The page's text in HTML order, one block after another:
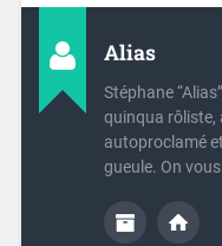
Alias
Stéphane
quinqua rôliste,
autoproclamé
gueule. On